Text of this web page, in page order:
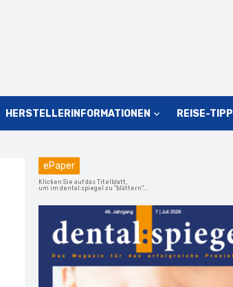
HERSTELLERINFORMATIONEN REISE-TIPP
ePaper
Klicken Sie auf das Titelblatt,
um im dental:spiegel zu "blättern"...